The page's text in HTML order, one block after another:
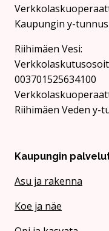
Kaupungin y-
Rii­hi­mäen Vesi:
003701525634100
Riihimäen Veden y-
Kaupungin
Asu ja rakenna
Koe ja näe